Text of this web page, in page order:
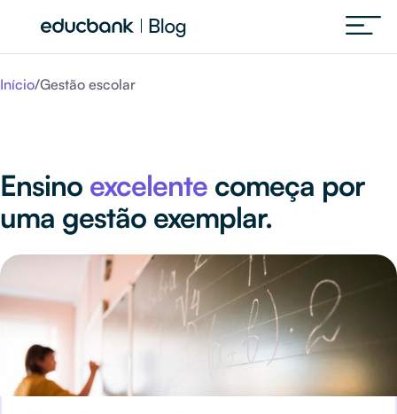
Início/Gestão escolar
Ensino excelente começa por
uma gestão exemplar.